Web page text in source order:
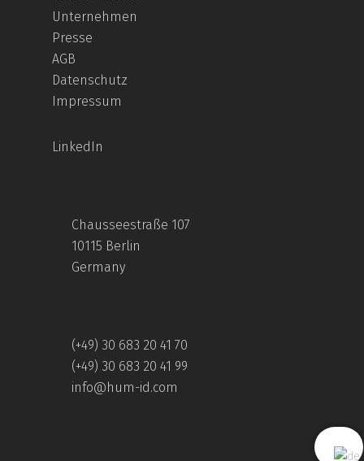
Unternehmen
Presse
AGB
Datenschutz
Impressum
LinkedIn
Chausseestraße 107
10115 Berlin
Germany
(+49) 30 683 20 41 70
(+49) 30 683 20 41 99
info@hum-id.com